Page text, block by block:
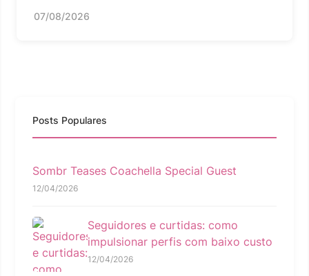
07/08/2026
Posts Populares
Sombr Teases Coachella Special Guest
12/04/2026
Seguidores e curtidas: como
impulsionar perfis com baixo custo
12/04/2026